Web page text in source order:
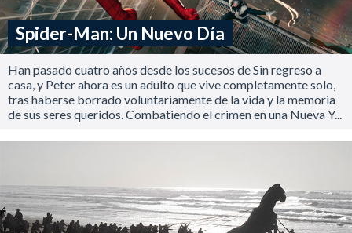
Spider-Man: Un Nuevo Día
Han pasado cuatro años desde los sucesos de Sin regreso a
casa, y Peter ahora es un adulto que vive completamente solo,
tras haberse borrado voluntariamente de la vida y la memoria
de sus seres queridos. Combatiendo el crimen en una Nueva Y...